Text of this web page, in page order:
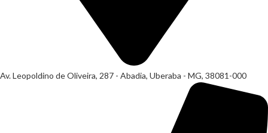
Av. Leopoldino de Oliveira, 287 - Abadia, Uberaba - MG, 38081-000